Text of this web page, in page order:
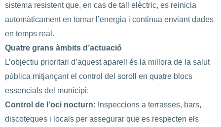
sistema resistent que, en cas de tall elèctric, es reinicia
automàticament en tornar l’energia i continua enviant dades
en temps real.
Quatre grans àmbits d’actuació
L’objectiu prioritari d’aquest aparell és la millora de la salut
pública mitjançant el control del soroll en quatre blocs
essencials del municipi:
Control de l’oci nocturn: Inspeccions a terrasses, bars,
discoteques i locals per assegurar que es respecten els